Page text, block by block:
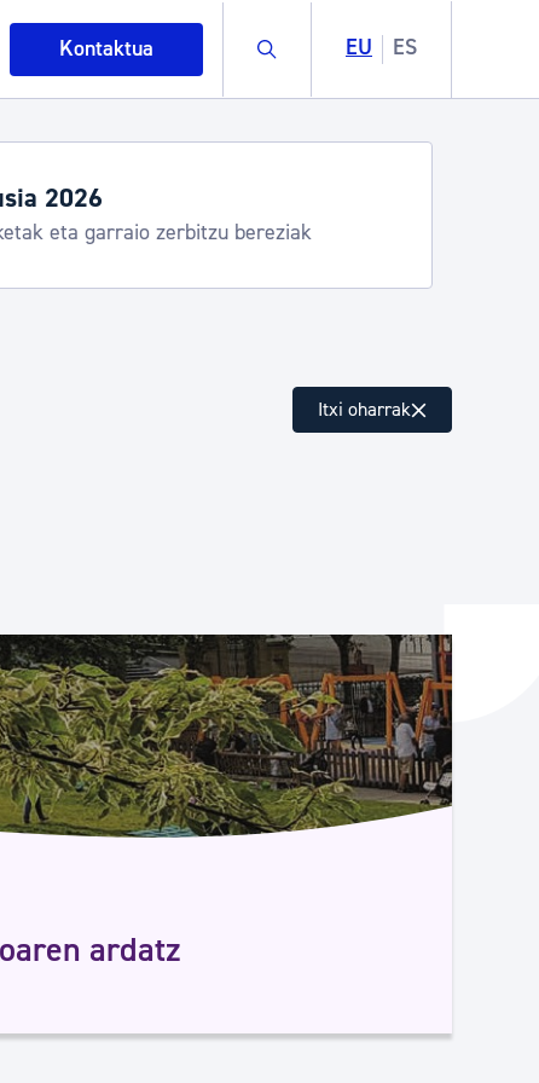
Kontaktua Buscar EU ES
eta ingurumena
enplegua
eta bizikidetza
2026
eta garraio zerbitzu bereziak
Itxi oharrak
ardatz